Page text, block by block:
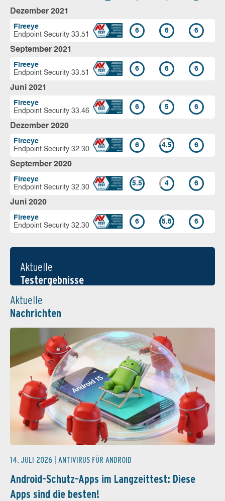
Dezember 2021
Fireeye
Endpoint Security 33.51
6 6 6
September 2021
Fireeye
Endpoint Security 33.51
6 6 6
Juni 2021
Fireeye
Endpoint Security 33.46
6 5 6
Dezember 2020
Fireeye
Endpoint Security 32.30
6 4.5 6
September 2020
Fireeye
Endpoint Security 32.30
5.5 4 6
Juni 2020
Fireeye
Endpoint Security 32.30
6 5.5 6
Aktuelle
Testergebnisse
Aktuelle
Nachrichten
14. JULI 2026 | ANTIVIRUS FÜR ANDROID
Android-Schutz-Apps im Langzeittest: Diese
Apps sind die besten!